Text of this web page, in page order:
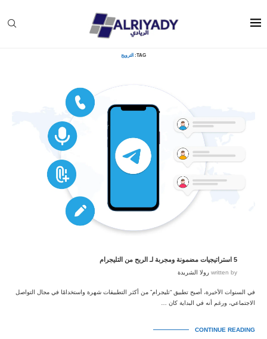
TAG: الترويج
5 استراتيجيات مضمونة ومجربة لـ الربح من التليجرام
written by رولا الشريدة
في السنوات الأخيرة، أصبح تطبيق “تليجرام” من أكثر التطبيقات شهرة واستخدامًا في مجال التواصل
الاجتماعي، ورغم أنه في البداية كان …
CONTINUE READING